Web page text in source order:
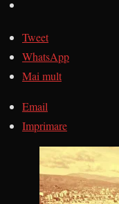
Tweet
WhatsApp
Mai mult
Email
Imprimare